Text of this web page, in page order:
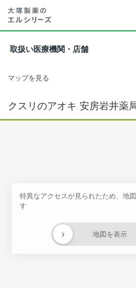
取扱い医療機関・店舗
マップを見る
クスリのアオキ 安房岩井薬
特異なアクセスが見られたため、地
す
地図を表示
›